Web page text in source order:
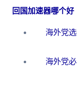
回国加速器哪个好